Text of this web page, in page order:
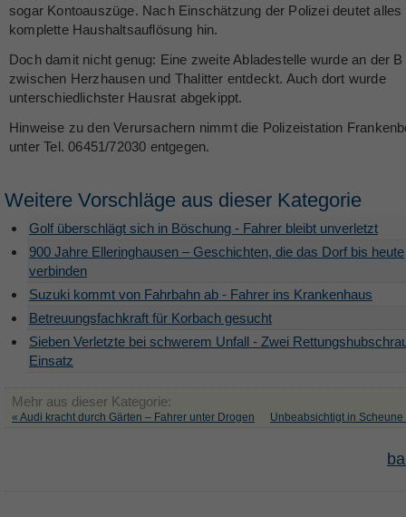
sogar Kontoauszüge. Nach Einschätzung der Polizei deutet alles
komplette Haushaltsauflösung hin.
Doch damit nicht genug: Eine zweite Abladestelle wurde an der B
zwischen Herzhausen und Thalitter entdeckt. Auch dort wurde
unterschiedlichster Hausrat abgekippt.
Hinweise zu den Verursachern nimmt die Polizeistation
unter Tel. 06451/72030 entgegen.
Weitere Vorschläge aus dieser Kategorie
Golf überschlägt sich in Böschung - Fahrer bleibt unverletzt
900 Jahre Elleringhausen – Geschichten, die das Dorf bis heute
verbinden
Suzuki kommt von Fahrbahn ab - Fahrer ins Krankenhaus
Betreuungsfachkraft für Korbach gesucht
Sieben Verletzte bei schwerem Unfall - Zwei
Einsatz
Mehr aus dieser Kategorie:
« Audi kracht durch Gärten – Fahrer unter Drogen Unbeabsichtigt in